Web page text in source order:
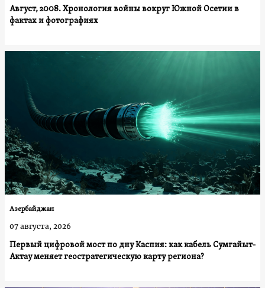
Август, 2008. Хронология войны вокруг Южной Осетии в
фактах и фотографиях
Первый цифровой мост по дну Каспия: как кабель Сумгайыт-
Актау меняет геостратегическую карту региона?
Азербайджан
07 августа, 2026